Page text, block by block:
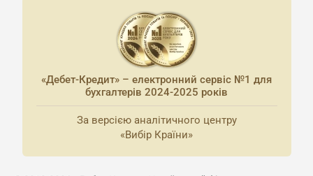
«Дебет-Кредит» – електронний сервіс №1 для
бухгалтерів 2024-2025 років
За версією аналітичного центру
«Вибір Країни»